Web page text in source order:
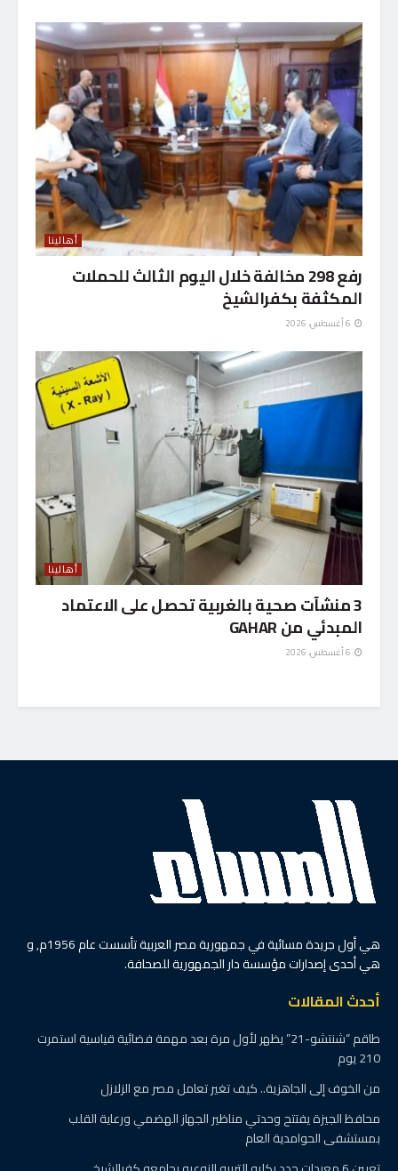
أهالينا
رفع 298 مخالفة خلال اليوم الثالث للحملات
المكثفة بكفرالشيخ
أهالينا
3 منشآت صحية بالغربية تحصل على الاعتماد
المبدئي من GAHAR
الرئيسية أهالينا
محافظ أسيوط يناقش
مستجدات أعمال رصف
الطرق ضمن مشروعات
الخطة الاستثمارية-بالمراكز
والمدن
بواسطة اسامة صديق